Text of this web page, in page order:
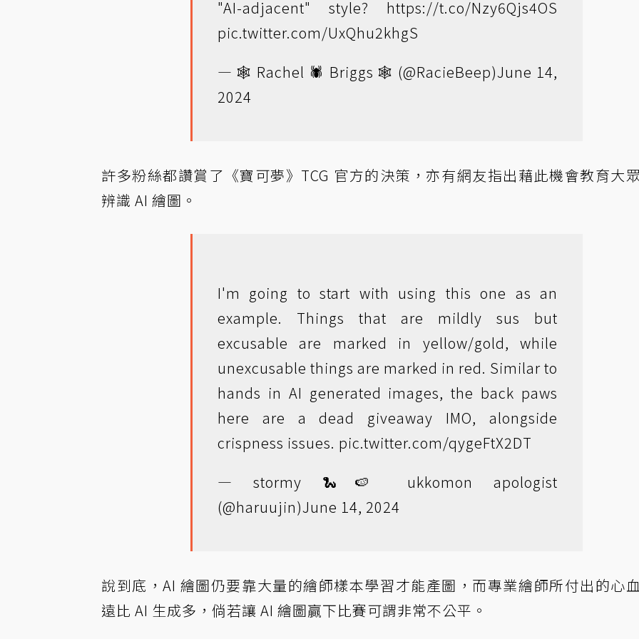
"AI-adjacent" style? https://t.co/Nzy6Qjs4OS
pic.twitter.com/UxQhu2khgS
— 🕸 Rachel 🕷 Briggs 🕸 (@RacieBeep)June 14,
2024
許多粉絲都讚賞了《寶可夢》TCG 官方的決策，亦有網友指出藉此機會教育大
辨識 AI 繪圖。
I'm going to start with using this one as an
example. Things that are mildly sus but
excusable are marked in yellow/gold, while
unexcusable things are marked in red. Similar to
hands in AI generated images, the back paws
here are a dead giveaway IMO, alongside
crispness issues. pic.twitter.com/qygeFtX2DT
— stormy 🐍🍉 ukkomon apologist
(@haruujin)June 14, 2024
說到底，AI 繪圖仍要靠大量的繪師樣本學習才能產圖，而專業繪師所付出的心
遠比 AI 生成多，倘若讓 AI 繪圖贏下比賽可謂非常不公平。